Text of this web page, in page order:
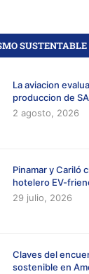
SUSTENTABLE
La aviacion
produccion de
2 agosto, 2026
Pinamar y Cariló
hotelero EV-
29 julio, 2026
Claves del
sostenible en